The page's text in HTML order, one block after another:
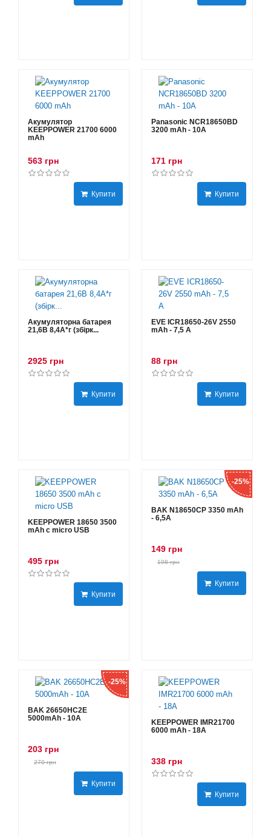
Акумулятор
KEEPPOWER 21700 6000
mAh
563 грн
Купити
Panasonic NCR18650BD
3200 mAh - 10А
171 грн
Купити
Акумуляторна батарея
21,6В 8,4A*г (збірк...
2925 грн
Купити
EVE ICR18650-26V 2550
mAh - 7,5 А
88 грн
Купити
KEEPPOWER 18650 3500
mAh с micro USB
495 грн
Купити
-25%
BAK N18650CP 3350 mAh
- 6,5А
149 грн
198 грн
Купити
-25%
BAK 26650HC2E
5000mAh - 10А
203 грн
270 грн
Купити
KEEPPOWER IMR21700
6000 mAh - 18А
338 грн
Купити